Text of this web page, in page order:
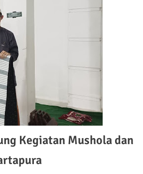
Kegiatan Mushola dan